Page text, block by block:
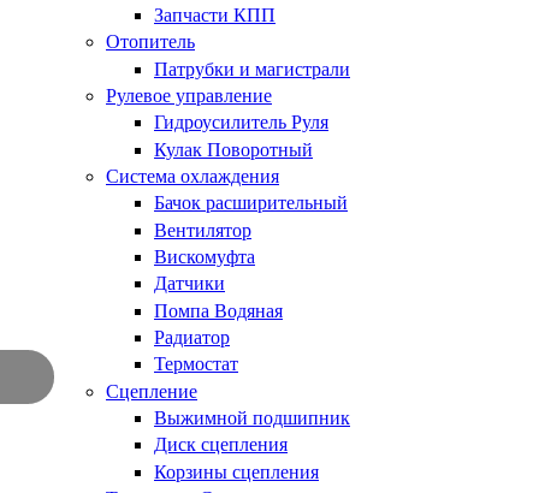
Запчасти КПП
Отопитель
Патрубки и магистрали
Рулевое управление
Гидроусилитель Руля
Кулак Поворотный
Система охлаждения
Бачок расширительный
Вентилятор
Вискомуфта
Датчики
Помпа Водяная
Радиатор
Термостат
Сцепление
Выжимной подшипник
Диск сцепления
Корзины сцепления